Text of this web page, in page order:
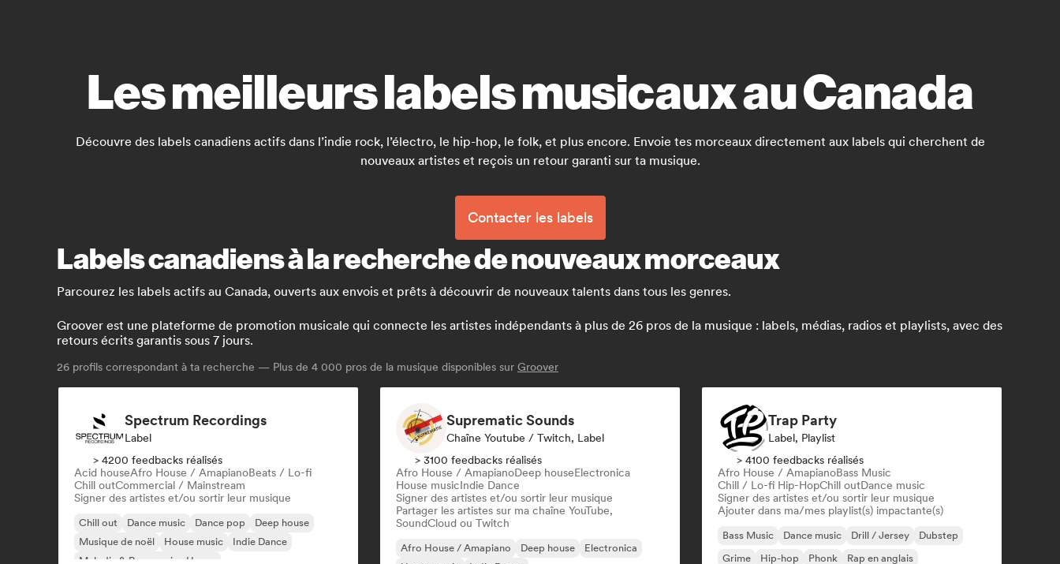
Les meilleurs labels musicaux au Canada
Découvre des labels canadiens actifs dans l’indie rock, l’électro, le hip-hop, le folk, et plus encore. Envoie tes morceaux directement aux labels qui cherchent de
nouveaux artistes et reçois un retour garanti sur ta musique.
Contacter les labels
Labels canadiens à la recherche de nouveaux morceaux
Parcourez les labels actifs au Canada, ouverts aux envois et prêts à découvrir de nouveaux talents dans tous les genres.
Groover est une plateforme de promotion musicale qui connecte les artistes indépendants à plus de 26 pros de la musique : labels, médias, radios et playlists, avec des
retours écrits garantis sous 7 jours.
26 profils correspondant à ta recherche — Plus de 4 000 pros de la musique disponibles sur Groover
Spectrum Recordings
Label
> 4200 feedbacks réalisés
Acid houseAfro House / AmapianoBeats / Lo-fi
Chill outCommercial / Mainstream
Signer des artistes et/ou sortir leur musique
Chill out Dance music Dance pop
Deep house
Musique de noël
House music
Indie Dance
Melodic & Progressive House
Suprematic Sounds
Chaîne Youtube / Twitch, Label
> 3100 feedbacks réalisés
Afro House / AmapianoDeep houseElectronica
House musicIndie Dance
Signer des artistes et/ou sortir leur musique
Partager les artistes sur ma chaîne YouTube,
SoundCloud ou Twitch
Afro House / Amapiano Deep house
Electronica
Trap Party
Label, Playlist
> 4100 feedbacks réalisés
Afro House / AmapianoBass Music
Chill / Lo-fi Hip-HopChill outDance music
Signer des artistes et/ou sortir leur musique
Ajouter dans ma/mes playlist(s) impactante(s)
Bass Music Dance music Drill / Jersey
Dubstep
Grime
Hip-hop Phonk Rap en anglais